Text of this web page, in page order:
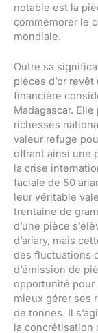
notable est la
commémorer le
mondiale.
Outre sa
pièces d’or
financière
Madagascar.
richesses
valeur refuge
offrant ainsi une
la crise
faciale de 50
leur véritable
trentaine de
d’une pièce
d’ariary, mais
des fluctuations
d’émission de
opportunité pour
mieux gérer ses
de tonnes. Il
la concrétisation